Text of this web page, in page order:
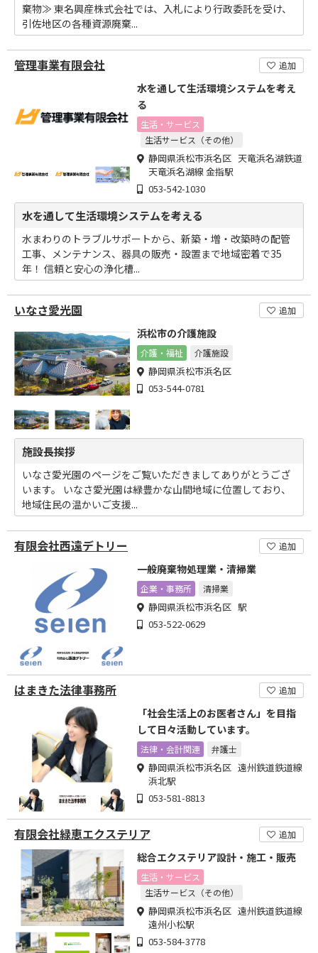
棄物≫ 東名興産株式会社では、入札により行政委託を受け、
引佐地区の各種資源廃棄...
管理事業有限会社 追加
水を通して生活環境システムを考え
る
生活・サービス
生活サービス（その他）
静岡県浜松市浜名区 天竜浜名湖鉄道
天竜浜名湖線 金指駅
053-542-1030
水を通して生活環境システムを考える
水まわりのトラブルサポートから、新築・増・改築時の配管
工事、メンテナンス、器具の販売・設置まで地域密着で35
年！ 信頼と安心の浄化槽...
いなさ愛光園 追加
浜松市の介護施設
介護・福祉 介護施設
静岡県浜松市浜名区
053-544-0781
施設長挨拶
いなさ愛光園のページをご覧いただきましてありがとうござ
います。 いなさ愛光園は緑豊かな山間地域に位置しており、
地域住民の温かいご支援...
有限会社西遠デトリー 追加
一般廃棄物処理業・清掃業
企業・事務所 清掃業
静岡県浜松市浜名区 駅
053-522-0629
はまきた法律事務所 追加
「社会生活上のお医者さん」を目指
して日々活動しています。
法律・会計関連 弁護士
静岡県浜松市浜名区 遠州鉄道鉄道線
浜北駅
053-581-8813
有限会社緑恵エクステリア 追加
総合エクステリア設計・施工・販売
生活・サービス
生活サービス（その他）
静岡県浜松市浜名区 遠州鉄道鉄道線
遠州小松駅
053-584-3778